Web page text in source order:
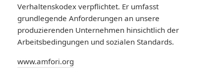
Verhaltenskodex verpflichtet. Er umfasst
grundlegende Anforderungen an unsere
produzierenden Unternehmen hinsichtlich der
Arbeitsbedingungen und sozialen Standards.
www.amfori.org